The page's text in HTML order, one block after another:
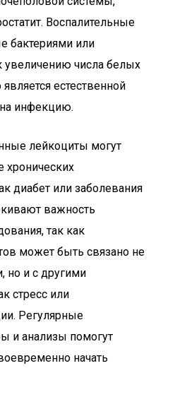
Воспалительные
бактериями или
увеличению числа белых
естественной
инфекцию.
лейкоциты могут
хронических
диабет или заболевания
важность
так как
может быть связано не
но и с другими
стресс или
Регулярные
и анализы помогут
начать